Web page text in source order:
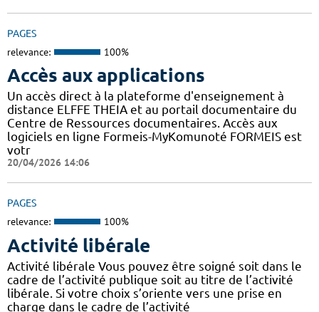
PAGES
relevance: 100%
Accès aux applications
Un accès direct à la plateforme d'enseignement à
distance ELFFE THEIA et au portail documentaire du
Centre de Ressources documentaires. Accès aux
logiciels en ligne Formeis-MyKomunoté FORMEIS est
votr
20/04/2026 14:06
PAGES
relevance: 100%
Activité libérale
Activité libérale Vous pouvez être soigné soit dans le
cadre de l’activité publique soit au titre de l’activité
libérale. Si votre choix s’oriente vers une prise en
charge dans le cadre de l’activité